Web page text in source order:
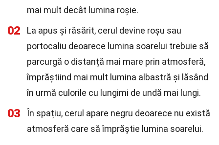
mai mult decât lumina roșie.
02
La apus și răsărit, cerul devine roșu sau
portocaliu deoarece lumina soarelui trebuie să
parcurgă o distanță mai mare prin atmosferă,
împrăștiind mai mult lumina albastră și lăsând
în urmă culorile cu lungimi de undă mai lungi.
03
În spațiu, cerul apare negru deoarece nu există
atmosferă care să împrăștie lumina soarelui.